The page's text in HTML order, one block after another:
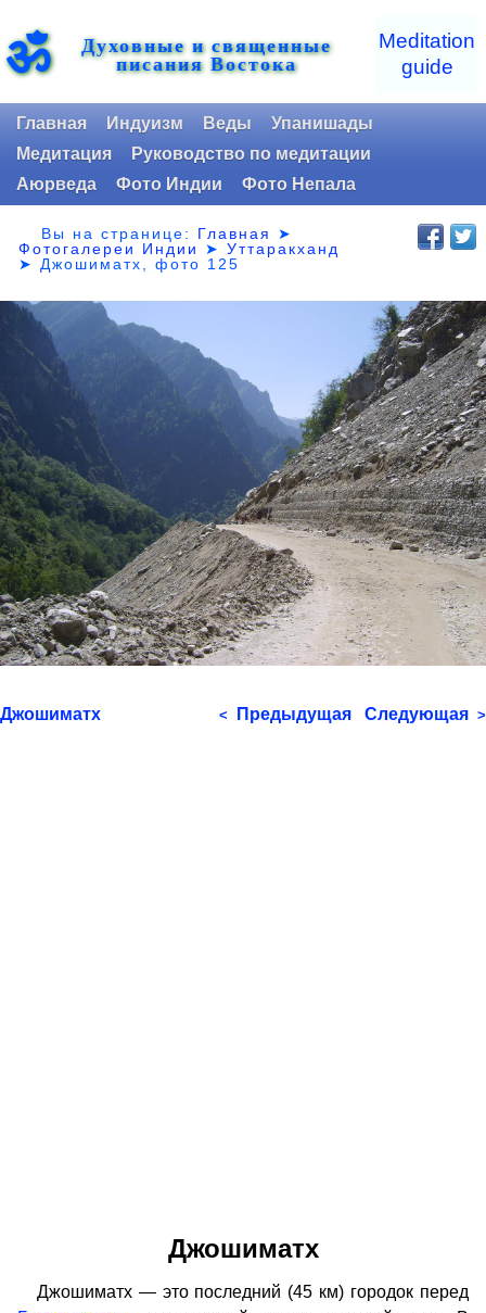
ॐ Духовные и священные
писания Востока
Meditation
guide
Главная Индуизм Веды
Упанишады
Медитация
Руководство по медитации
Аюрведа
Фото Индии Фото Непала
Вы на странице: Главная
➤
Фотогалереи Индии
➤Уттаракханд
➤ Джошиматх, фото 125
Джошиматх < Предыдущая Следующая >
Джошиматх
Джошиматх — это последний (45 км) городок перед